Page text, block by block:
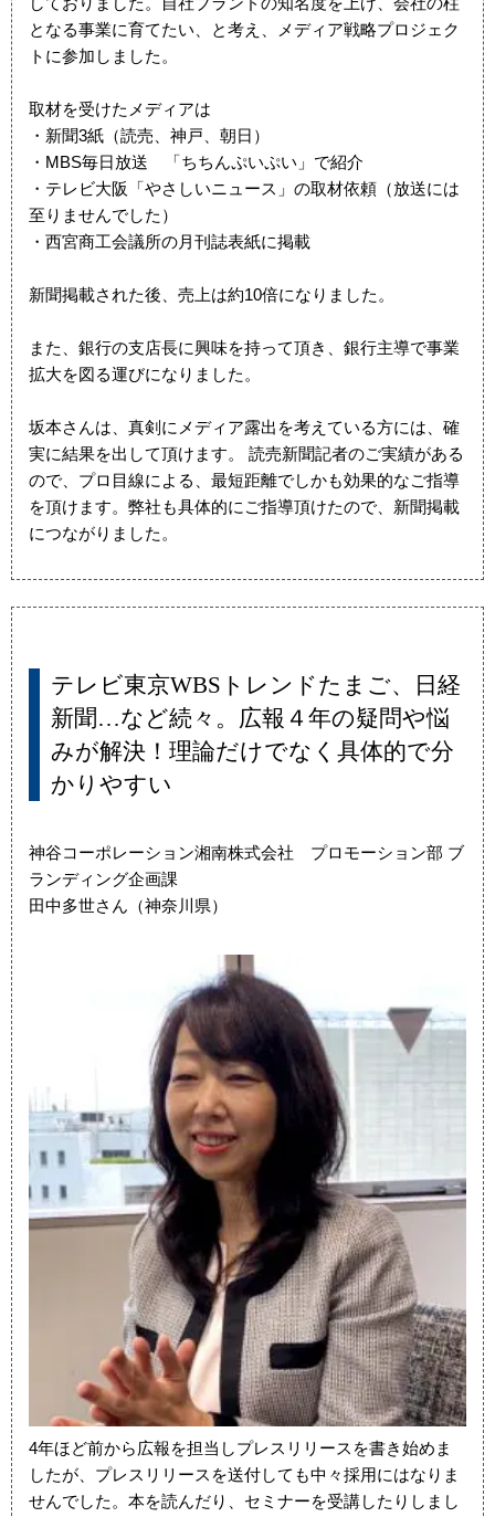
となる事業に育てたい、と考え、メディア戦略プロジェク
トに参加しました。
取材を受けたメディアは
・新聞3紙（読売、神戸、朝日）
・MBS毎日放送 「ちちんぷいぷい」で紹介
・テレビ大阪「やさしいニュース」の取材依頼（放送には
至りませんでした）
・西宮商工会議所の月刊誌表紙に掲載
新聞掲載された後、売上は約10倍になりました。
また、銀行の支店長に興味を持って頂き、銀行主導で事業
拡大を図る運びになりました。
坂本さんは、真剣にメディア露出を考えている方には、確
実に結果を出して頂けます。 読売新聞記者のご実績がある
ので、プロ目線による、最短距離でしかも効果的なご指導
を頂けます。弊社も具体的にご指導頂けたので、新聞掲載
につながりました。
テレビ東京WBSトレンドたまご、日経
新聞…など続々。広報４年の疑問や悩
みが解決！理論だけでなく具体的で分
かりやすい
神谷コーポレーション湘南株式会社 プロモーション部 ブ
ランディング企画課
田中多世さん（神奈川県）
4年ほど前から広報を担当しプレスリリースを書き始めま
したが、プレスリリースを送付しても中々採用にはなりま
せんでした。本を読んだり、セミナーを受講したりしまし